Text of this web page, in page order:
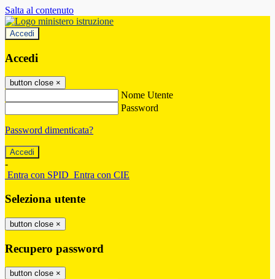
Salta al contenuto
Accedi
Accedi
button close ×
Nome Utente
Password
Password dimenticata?
-
Entra con SPID Entra con CIE
Seleziona utente
button close ×
Recupero password
button close ×